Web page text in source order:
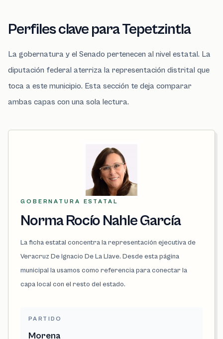
Perfiles clave para Tepetzintla
La gobernatura y el Senado pertenecen al nivel estatal. La
diputación federal aterriza la representación distrital que
toca a este municipio. Esta sección te deja comparar
ambas capas con una sola lectura.
GOBERNATURA ESTATAL
Norma Rocío Nahle García
La ficha estatal concentra la representación ejecutiva de
Veracruz De Ignacio De La Llave. Desde esta página
municipal la usamos como referencia para conectar la
capa local con el resto del estado.
PARTIDO
Morena